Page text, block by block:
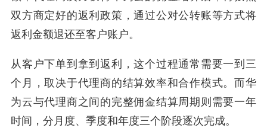
双方商定好的返利政策，通过公对公转账等方式将
返利金额退还至客户账户。
从客户下单到拿到返利，这个过程通常需要一到三
个月，取决于代理商的结算效率和合作模式。而华
为云与代理商之间的完整佣金结算周期则需要一年
时间，分月度、季度和年度三个阶段逐次完成。